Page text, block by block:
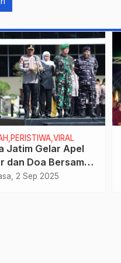
Jatim Gelar Apel
dan Doa Bersama
Agama,
2 Sep 2025